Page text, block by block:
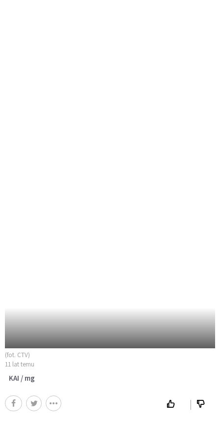
(fot. CTV)
11 lat temu
KAI / mg